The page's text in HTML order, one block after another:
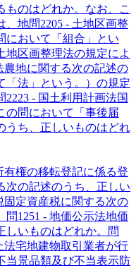
ものはどれか。なお、こ
、地問2205 - 土地区画整
において「組合」とい
地区画整理法の規定によ
農地に関する次の記述の
「法」という。）の規定
2223 - 国土利用計画法国
の問において「事後届
うち、正しいものはどれ
有権の移転登記に係る登
次の記述のうち、正しい
固定資産税に関する次の
問1251 - 地価公示法地価
いものはどれか。
問
法宅地建物取引業者が行
当景品類及び不当表示防